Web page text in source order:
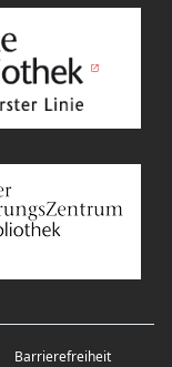
Barrierefreiheit